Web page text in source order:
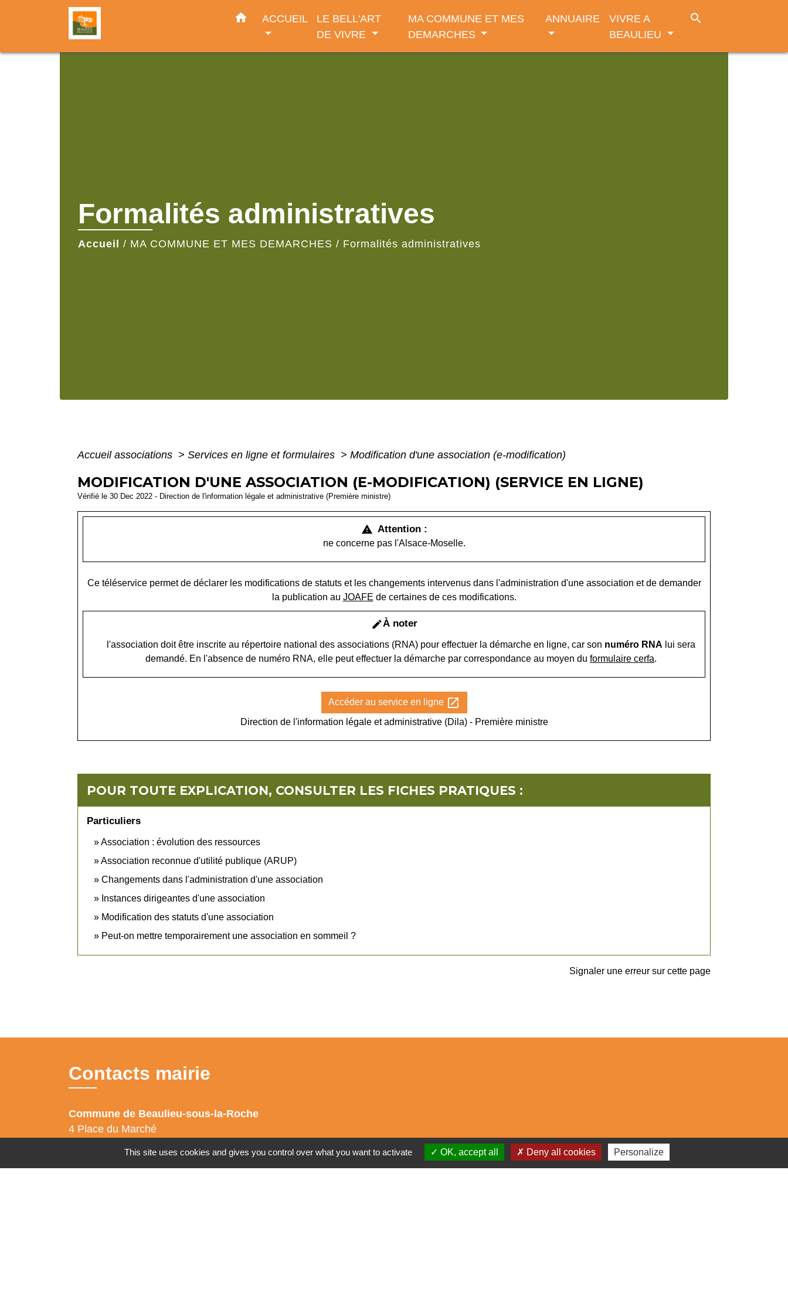
home ACCUEIL
LE BELL'ART
DE VIVRE
MA COMMUNE ET MES
DEMARCHES
ANNUAIRE
VIVRE A
BEAULIEU
search
Formalités administratives
Accueil / MA COMMUNE ET MES DEMARCHES / Formalités administratives
Accueil associations > Services en ligne et formulaires > Modification d'une association (e-modification)
MODIFICATION D'UNE ASSOCIATION (E-MODIFICATION) (SERVICE EN LIGNE)
Vérifié le 30 Dec 2022 - Direction de l'information légale et administrative (Première ministre)
warning Attention :
ne concerne pas l'Alsace-Moselle.
Ce téléservice permet de déclarer les modifications de statuts et les changements intervenus dans l'administration d'une association et de demander
la publication au JOAFE de certaines de ces modifications.
editÀ noter
l'association doit être inscrite au répertoire national des associations (RNA) pour effectuer la démarche en ligne, car son numéro RNA lui sera
demandé. En l'absence de numéro RNA, elle peut effectuer la démarche par correspondance au moyen du formulaire cerfa.
Accéder au service en ligne open_in_new
Direction de l'information légale et administrative (Dila) - Première ministre
POUR TOUTE EXPLICATION, CONSULTER LES FICHES PRATIQUES :
Particuliers
Association : évolution des ressources
Association reconnue d'utilité publique (ARUP)
Changements dans l'administration d'une association
Instances dirigeantes d'une association
Modification des statuts d'une association
Peut-on mettre temporairement une association en sommeil ?
Signaler une erreur sur cette page
Contacts mairie
Commune de Beaulieu-sous-la-Roche
4 Place du Marché
This site uses cookies and gives you control over what you want to activate OK, accept all Deny all cookies Personalize